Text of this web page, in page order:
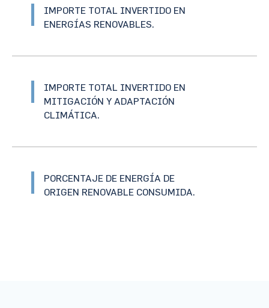
IMPORTE TOTAL INVERTIDO EN
ENERGÍAS RENOVABLES.
IMPORTE TOTAL INVERTIDO EN
MITIGACIÓN Y ADAPTACIÓN
CLIMÁTICA.
PORCENTAJE DE ENERGÍA DE
ORIGEN RENOVABLE CONSUMIDA.